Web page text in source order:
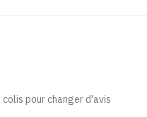
pour changer d'avis